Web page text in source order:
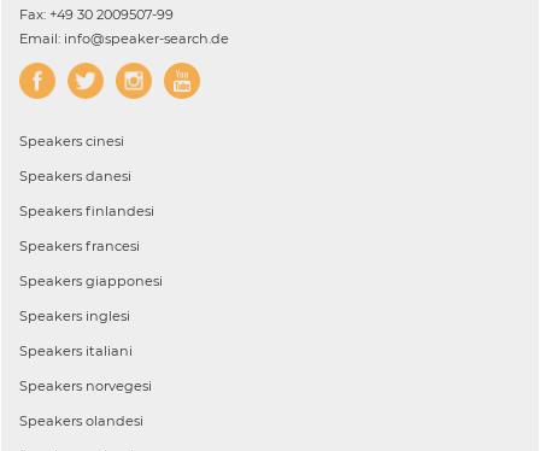
Fax: +49 30 2009507-99
Email: info@speaker-search.de
Speakers cinesi
Speakers danesi
Speakers finlandesi
Speakers francesi
Speakers giapponesi
Speakers inglesi
Speakers italiani
Speakers norvegesi
Speakers olandesi